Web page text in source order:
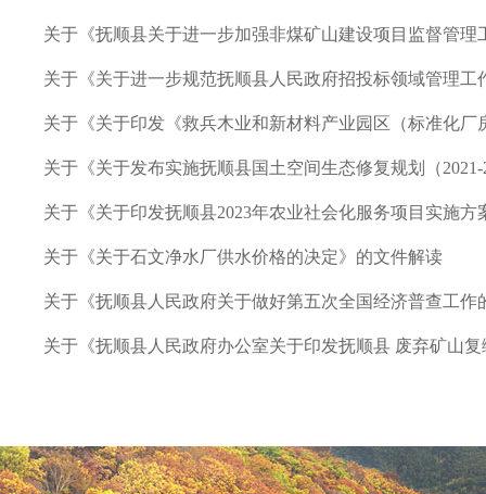
关于《抚顺县关于进一步加强非煤矿山建设项目监督管理
关于《关于进一步规范抚顺县人民政府招投标领域管理工
关于《关于印发《救兵木业和新材料产业园区（标准化
关于《关于发布实施抚顺县国土空间生态修复规划（
关于《关于印发抚顺县2023年农业社会化服务项目实施方
关于《关于石文净水厂供水价格的决定》的文件解读
关于《抚顺县人民政府关于做好第五次全国经济普查工作
关于《抚顺县人民政府办公室关于印发抚顺县 废弃矿山